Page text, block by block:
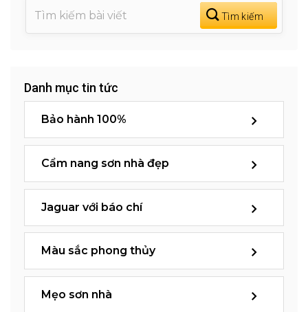
Danh mục tin tức
Bảo hành 100%
Cẩm nang sơn nhà đẹp
Jaguar với báo chí
Màu sắc phong thủy
Mẹo sơn nhà